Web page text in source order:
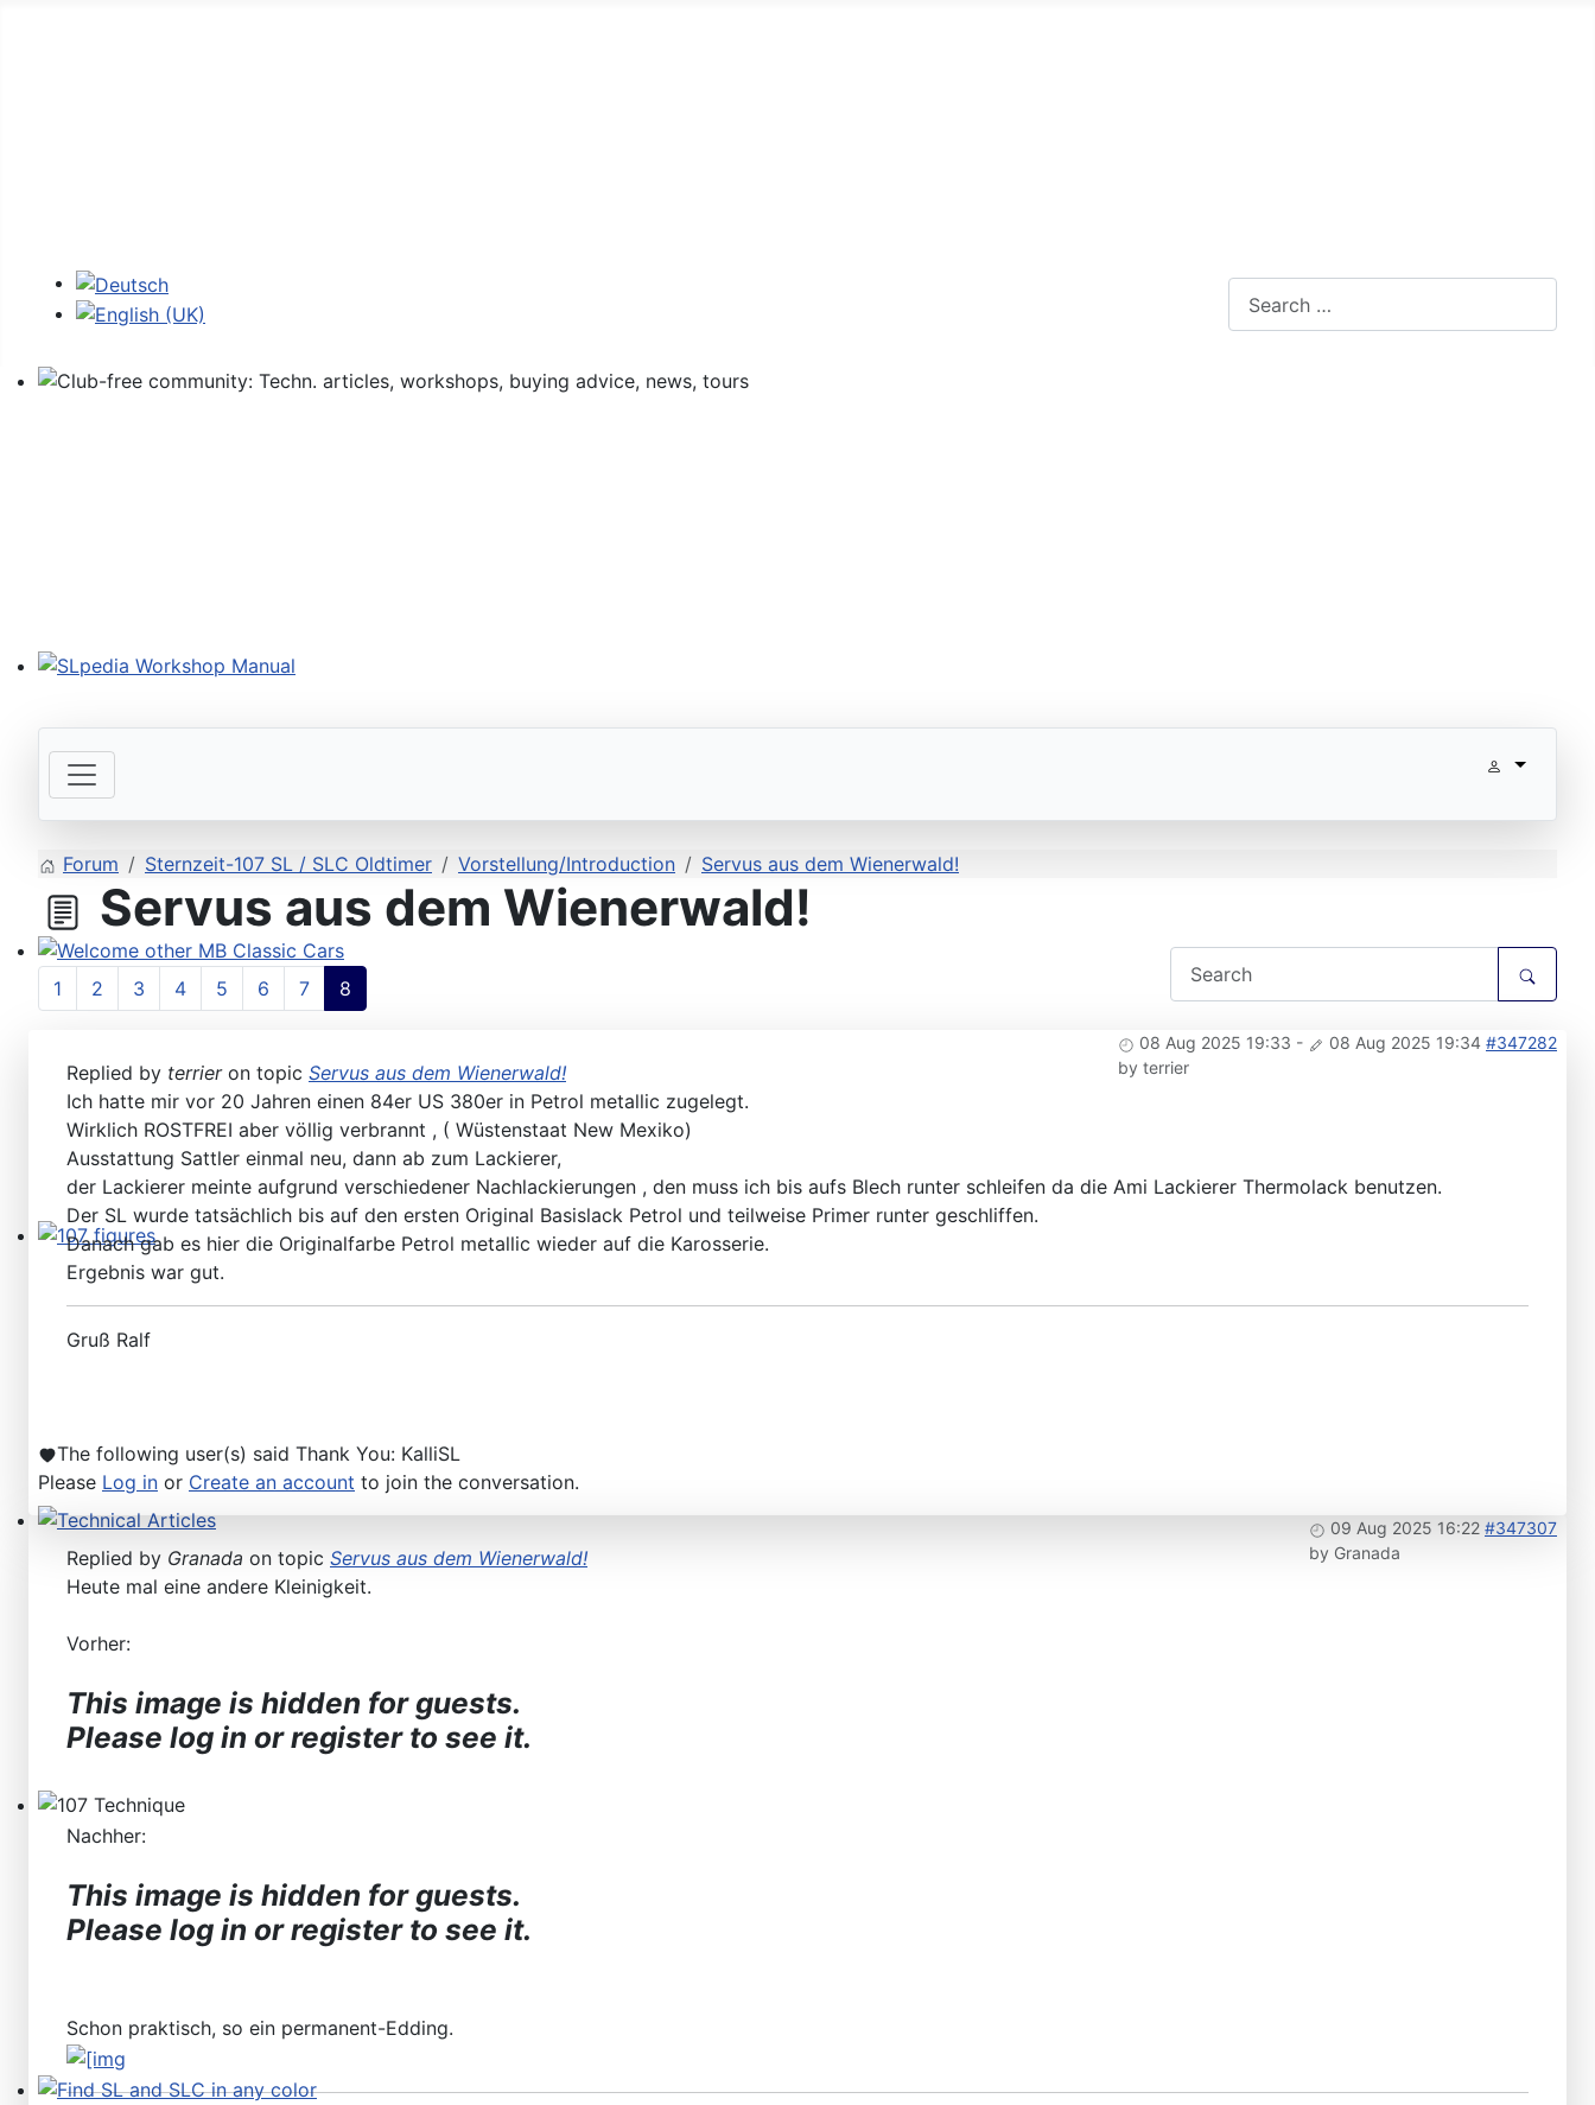
Select your language
Welcome other MB Classic Cars
107 figures
Technical Articles
107 Technique
Forum Sternzeit-107 SL / SLC Oldtimer Vorstellung/Introduction Servus aus dem Wienerwald!
Servus aus dem Wienerwald!
1 2 3 4 5 6 7 8
08 Aug 2025 19:33 - 08 Aug 2025 19:34 #347282
by terrier
Replied by terrieron topic Servus aus dem Wienerwald!
Ich hatte mir vor 20 Jahren einen 84er US 380er in Petrol metallic zugelegt.
Wirklich ROSTFREI aber völlig verbrannt , ( Wüstenstaat New Mexiko)
Ausstattung Sattler einmal neu, dann ab zum Lackierer,
der Lackierer meinte aufgrund verschiedener Nachlackierungen , den muss ich bis aufs Blech runter schleifen da die Ami Lackierer Thermolack benutzen.
Der SL wurde tatsächlich bis auf den ersten Original Basislack Petrol und teilweise Primer runter geschliffen.
Danach gab es hier die Originalfarbe Petrol metallic wieder auf die Karosserie.
Ergebnis war gut.
Gruß Ralf
The following user(s) said Thank You: KalliSL
Please Log in or Create an account to join the conversation.
09 Aug 2025 16:22 #347307
by Granada
Replied by Granada on topic Servus aus dem Wienerwald!
Heute mal eine andere Kleinigkeit.
Vorher:
This image is hidden for guests.
Please log in or register to see it.
Nachher:
This image is hidden for guests.
Please log in or register to see it.
Schon praktisch, so ein permanent-Edding.